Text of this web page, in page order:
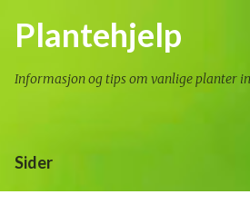
Gå til
Plantehjelp
Informasjon og tips om vanlige planter
Sider